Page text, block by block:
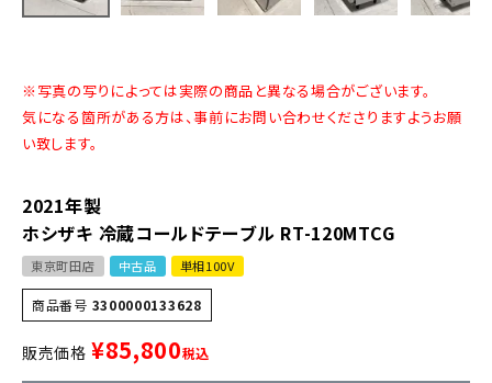
※写真の写りによっては実際の商品と異なる場合がございます。
気になる箇所がある方は、事前にお問い合わせくださりますようお願
い致します。
2021年製
ホシザキ 冷蔵コールドテーブル RT-120MTCG
東京町田店 中古品 単相100V
商品番号 3300000133628
販売価格 ¥85,800税込